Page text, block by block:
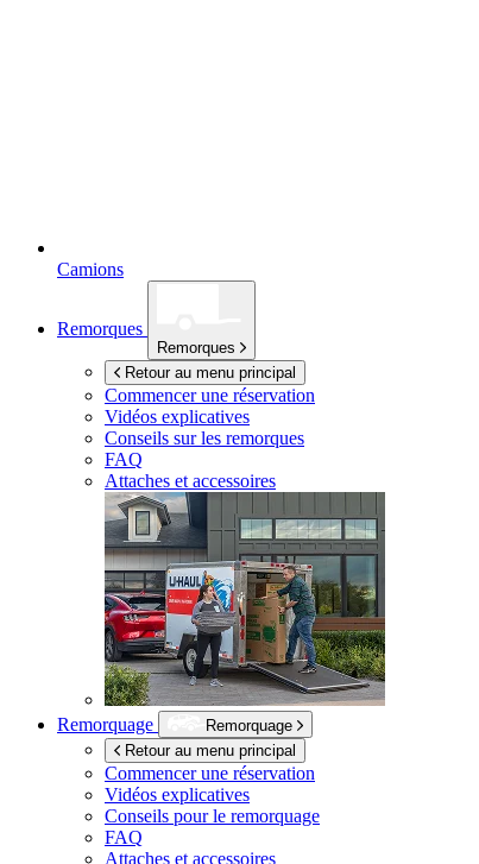
Camions
Remorques
Remorques
Retour au menu principal
Commencer une réservation
Vidéos explicatives
Conseils sur les remorques
FAQ
Attaches et accessoires
Remorquage
Remorquage
Retour au menu principal
Commencer une réservation
Vidéos explicatives
Conseils pour le remorquage
FAQ
Attaches et accessoires